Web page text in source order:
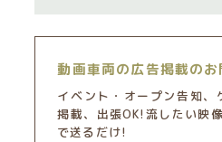
動画車両の広告掲載の
イベント・オープン告知、
掲載、出張OK!流したい映
で送るだけ!